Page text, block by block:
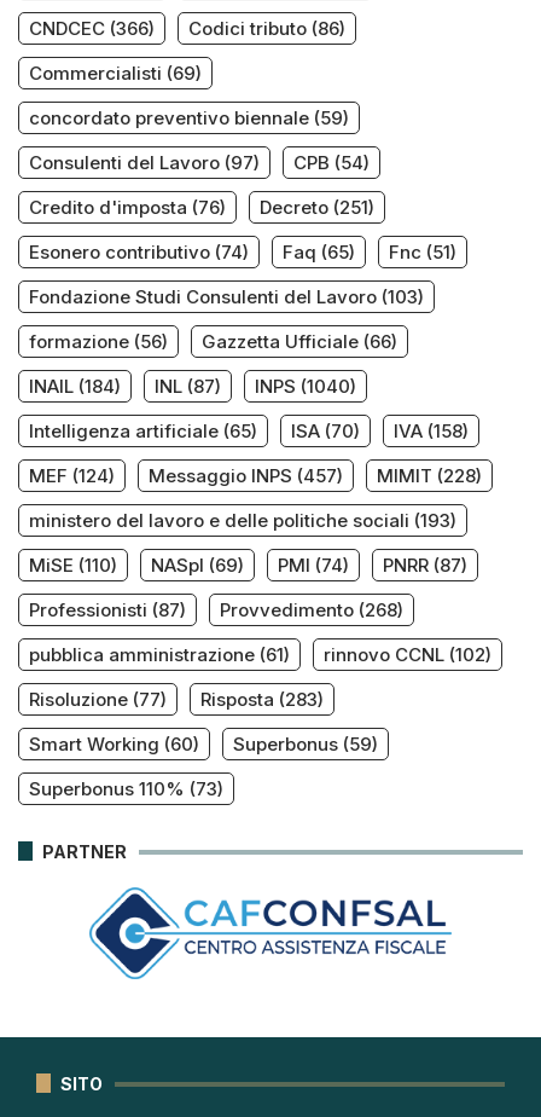
CNDCEC (366) Codici tributo (86)
Commercialisti (69)
concordato preventivo biennale (59)
Consulenti del Lavoro (97) CPB (54)
Credito d'imposta (76) Decreto (251)
Esonero contributivo (74) Faq (65) Fnc (51)
Fondazione Studi Consulenti del Lavoro (103)
formazione (56) Gazzetta Ufficiale (66)
INAIL (184) INL (87) INPS (1040)
Intelligenza artificiale (65) ISA (70) IVA (158)
MEF (124) Messaggio INPS (457) MIMIT (228)
ministero del lavoro e delle politiche sociali (193)
MiSE (110) NASpI (69) PMI (74) PNRR (87)
Professionisti (87) Provvedimento (268)
pubblica amministrazione (61) rinnovo CCNL (102)
Risoluzione (77) Risposta (283)
Smart Working (60) Superbonus (59)
Superbonus 110% (73)
PARTNER
SITO